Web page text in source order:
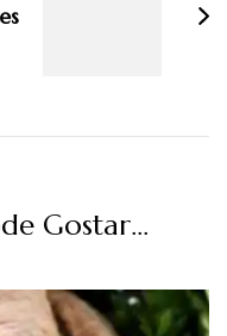
Gostar...